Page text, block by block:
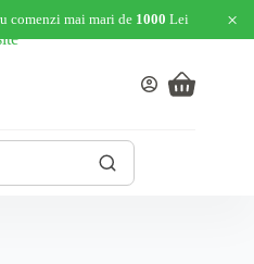
comenzi mai mari de 1000 Lei ×
Shopping